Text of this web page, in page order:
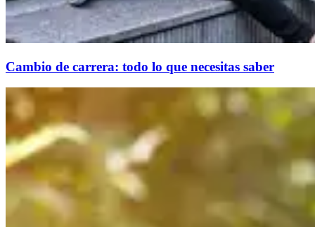
Cambio de carrera: todo lo que necesitas saber